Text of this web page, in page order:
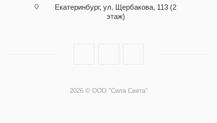
Екатеринбург, ул. Щербакова, 113 (2
этаж)
2026 © ООО "Сила Света"